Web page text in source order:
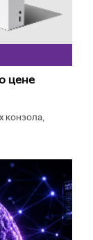
цене
конзола,